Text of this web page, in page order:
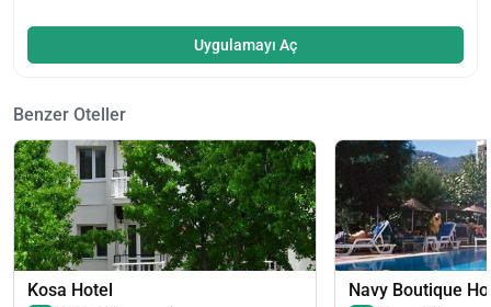
Uygulamayı Aç
Benzer Oteller
Kosa Hotel Navy Boutique